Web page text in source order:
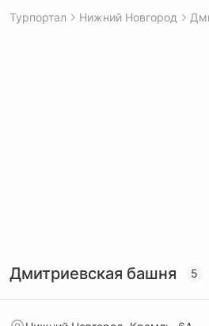
Турпортал Нижний Новгород
Дмитриевская башня 5